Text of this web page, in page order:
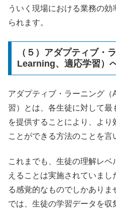
ういく現場における業務の効
られます。
（５）アダプティブ・
Learning、適応学習）
アダプティブ・ラーニング（
習）とは、各生徒に対して
を提供することにより、よ
ことができる方法のことを言
これまでも、生徒の理解レ
えることは実施されていま
る感覚的なものでしかあり
では、生徒の学習データを収